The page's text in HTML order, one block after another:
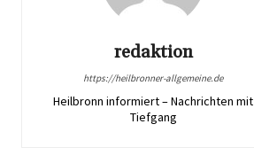
redaktion
https://heilbronner-allgemeine.de
Heilbronn informiert – Nachrichten mit
Tiefgang